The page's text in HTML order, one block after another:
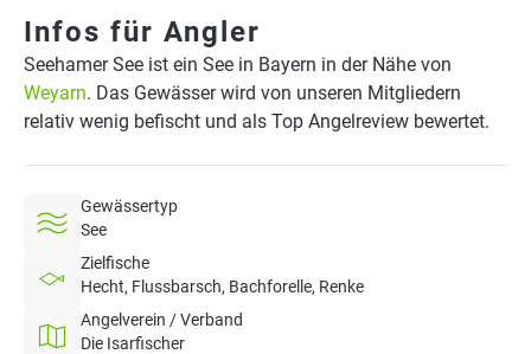
Infos für Angler
Seehamer See ist ein See in Bayern in der Nähe von
Weyarn. Das Gewässer wird von unseren Mitgliedern
relativ wenig befischt und als Top Angelreview bewertet.
Gewässertyp
See
Zielfische
Hecht, Flussbarsch, Bachforelle, Renke
Angelverein / Verband
Die Isarfischer